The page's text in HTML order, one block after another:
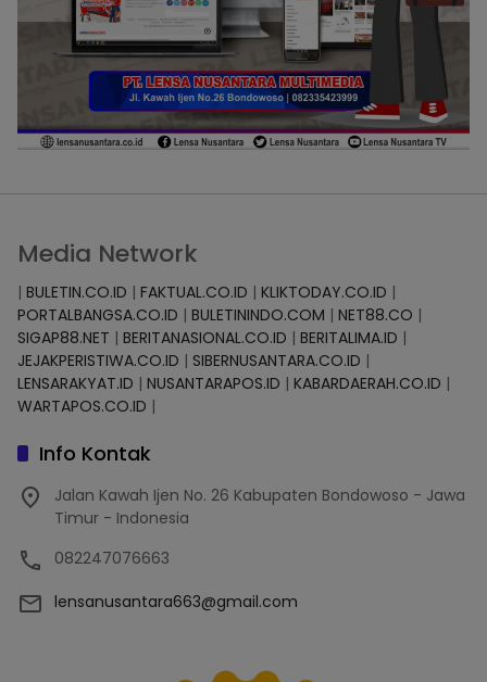
Media Network
| BULETIN.CO.ID | FAKTUAL.CO.ID | KLIKTODAY.CO.ID |
PORTALBANGSA.CO.ID | BULETININDO.COM | NET88.CO |
SIGAP88.NET | BERITANASIONAL.CO.ID | BERITALIMA.ID |
JEJAKPERISTIWA.CO.ID | SIBERNUSANTARA.CO.ID |
LENSARAKYAT.ID | NUSANTARAPOS.ID | KABARDAERAH.CO.ID |
WARTAPOS.CO.ID |
Info Kontak
Jalan Kawah Ijen No. 26 Kabupaten Bondowoso - Jawa
Timur - Indonesia
082247076663
lensanusantara663@gmail.com